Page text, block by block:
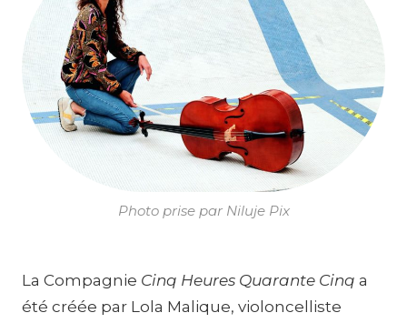
Photo prise par Niluje Pix
La Compagnie Cinq Heures Quarante Cinq a
été créée par Lola Malique, violoncelliste